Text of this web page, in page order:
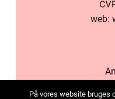
web:
På vores website bruges